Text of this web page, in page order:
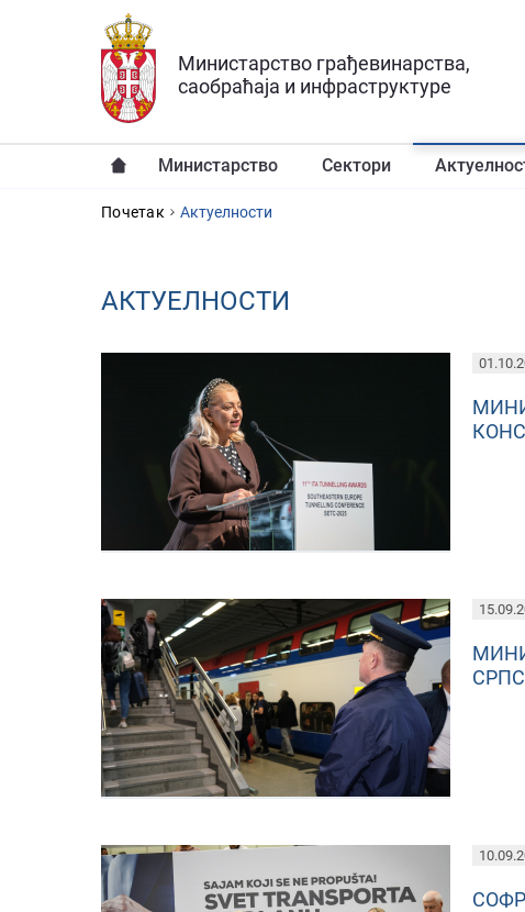
Прескочи на главни део садржаја
Министарство грађевинарства,
саобраћаја и инфраструктуре
Министарство Сектори
YOU ARE HERE
Почетак Aктуелности
AКТУЕЛНОСТИ
PAGES